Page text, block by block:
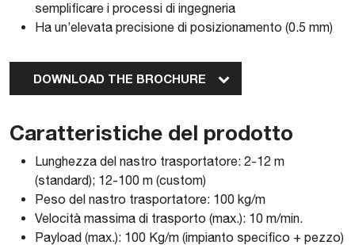
semplificare i processi di ingegneria
Ha un’elevata precisione di posizionamento (0.5 mm)
DOWNLOAD THE BROCHURE
Caratteristiche del prodotto
Lunghezza del nastro trasportatore: 2-12 m
(standard); 12-100 m (custom)
Peso del nastro trasportatore: 100 kg/m
Velocità massima di trasporto (max.): 10 m/min.
Payload (max.): 100 Kg/m (impianto specifico + pezzo)